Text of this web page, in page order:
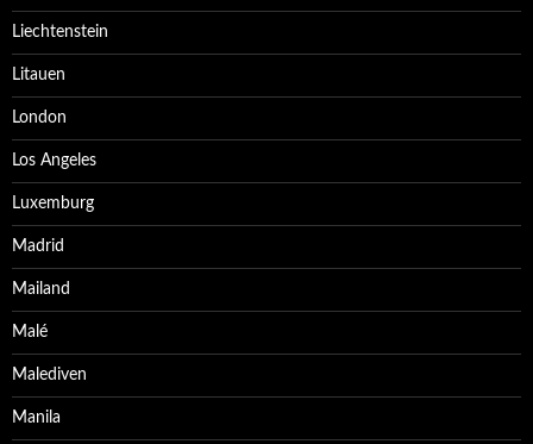
Liechtenstein
Litauen
London
Los Angeles
Luxemburg
Madrid
Mailand
Malé
Malediven
Manila